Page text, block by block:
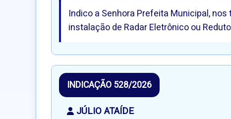
Indico a Senhora Prefeita Municipal,
instalação de Radar Eletrônico ou
INDICAÇÃO 528/2026
JÚLIO ATAÍDE